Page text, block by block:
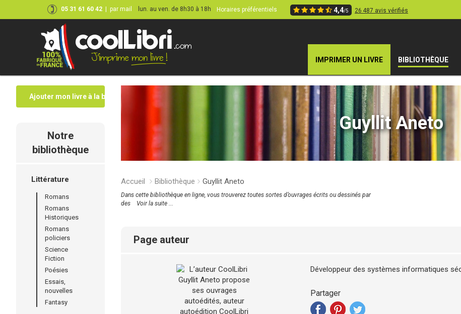
05 31 61 60 42 par mail lun. au ven. de 8h30 à 18h Horaires préférentiels 4,4/5 26 487 avis vérifiés
IMPRIMER UN LIVRE BIBLIOTHÈQUE
Ajouter mon livre à la bibliothèque
Notre
bibliothèque
Littérature
Romans
Romans
Historiques
Romans
policiers
Science
Fiction
Poésies
Essais,
nouvelles
Fantasy
Guyllit Aneto
Accueil Bibliothèque Guyllit Aneto
Dans cette bibliothèque en ligne, vous trouverez toutes sortes d’ouvrages écrits ou dessinés par
des
Voir la suite ...
page auteur
Développeur des systèmes informatiques
Partager